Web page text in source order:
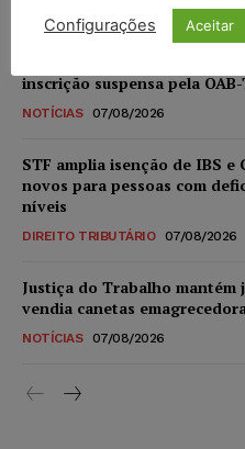
inscrição suspensa pela
NOTÍCIAS 07/08/2026
STF amplia isenção de IBS e
novos para pessoas com
níveis
DIREITO TRIBUTÁRIO 07/08/2026
Justiça do Trabalho mantém
vendia canetas
NOTÍCIAS 07/08/2026
Configurações Aceitar